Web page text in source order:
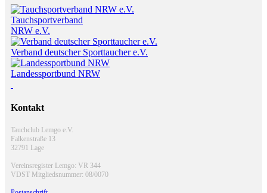
Tauchsportverband
NRW e.V.
Verband deutscher Sporttaucher e.V.
Landessportbund NRW
Kontakt
Tauchclub Lemgo e.V.
Falkenstraße 13
32791 Lage
Vereinsregister Lemgo: VR 344
VDST Mitgliedsnummer: 08/0070